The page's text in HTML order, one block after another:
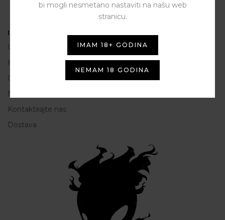
Informacije
O nama
Kako do nas
Opće Informacije i uvjeti korištenja
Načini plaćanja
Kontaktirajte nas
Dostava
bi mogli nesmetano nastaviti na našu web
stranicu.
IMAM 18+ GODINA
NEMAM 18 GODINA